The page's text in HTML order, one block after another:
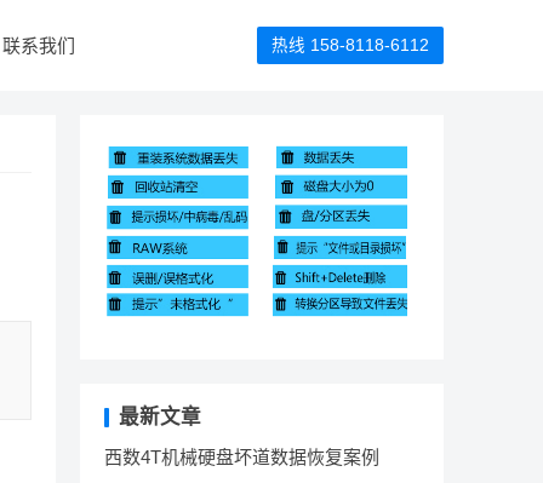
联系我们 热线 158-8118-6112
最新文章
西数4T机械硬盘坏道数据恢复案例